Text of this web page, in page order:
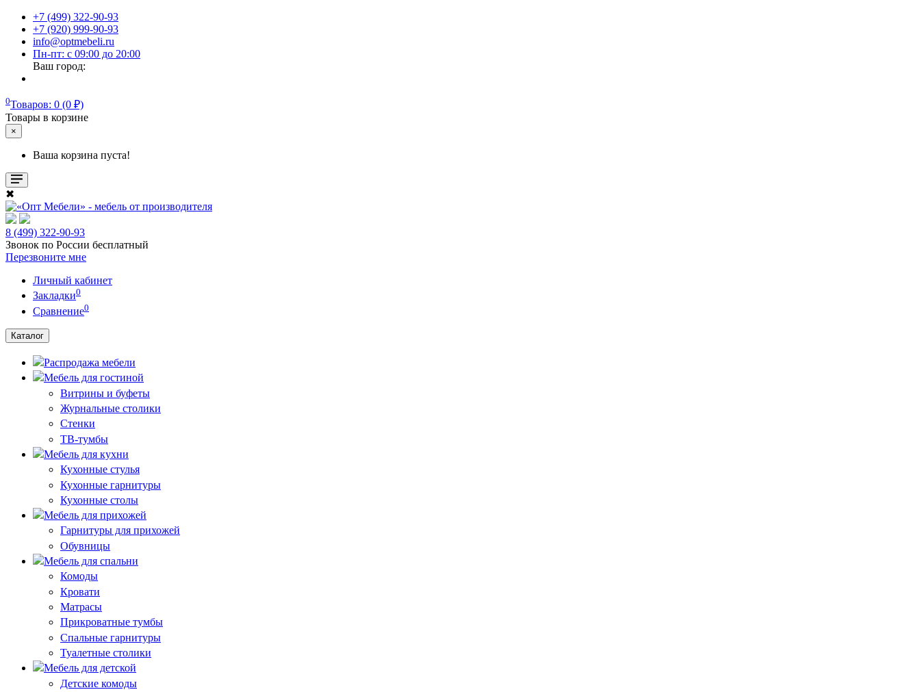
+7 (499) 322-90-93
+7 (920) 999-90-93
info@optmebeli.ru
Пн-пт: с 09:00 до 20:00
Ваш город:
0Товаров: 0 (0 ₽)
Товары в корзине
×
Ваша корзина пуста!
✖
8 (499) 322-90-93
Звонок по России бесплатный
Перезвоните мне
Личный кабинет
Закладки0
Сравнение0
Каталог
Распродажа мебели
Мебель для гостиной
Витрины и буфеты
Журнальные столики
Стенки
ТВ-тумбы
Мебель для кухни
Кухонные стулья
Кухонные гарнитуры
Кухонные столы
Мебель для прихожей
Гарнитуры для прихожей
Обувницы
Мебель для спальни
Комоды
Кровати
Матрасы
Прикроватные тумбы
Спальные гарнитуры
Туалетные столики
Мебель для детской
Детские комоды